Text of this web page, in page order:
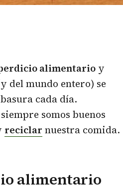
alimentario y
del mundo entero) se
cada día.
somos buenos
reciclar nuestra comida.
alimentario